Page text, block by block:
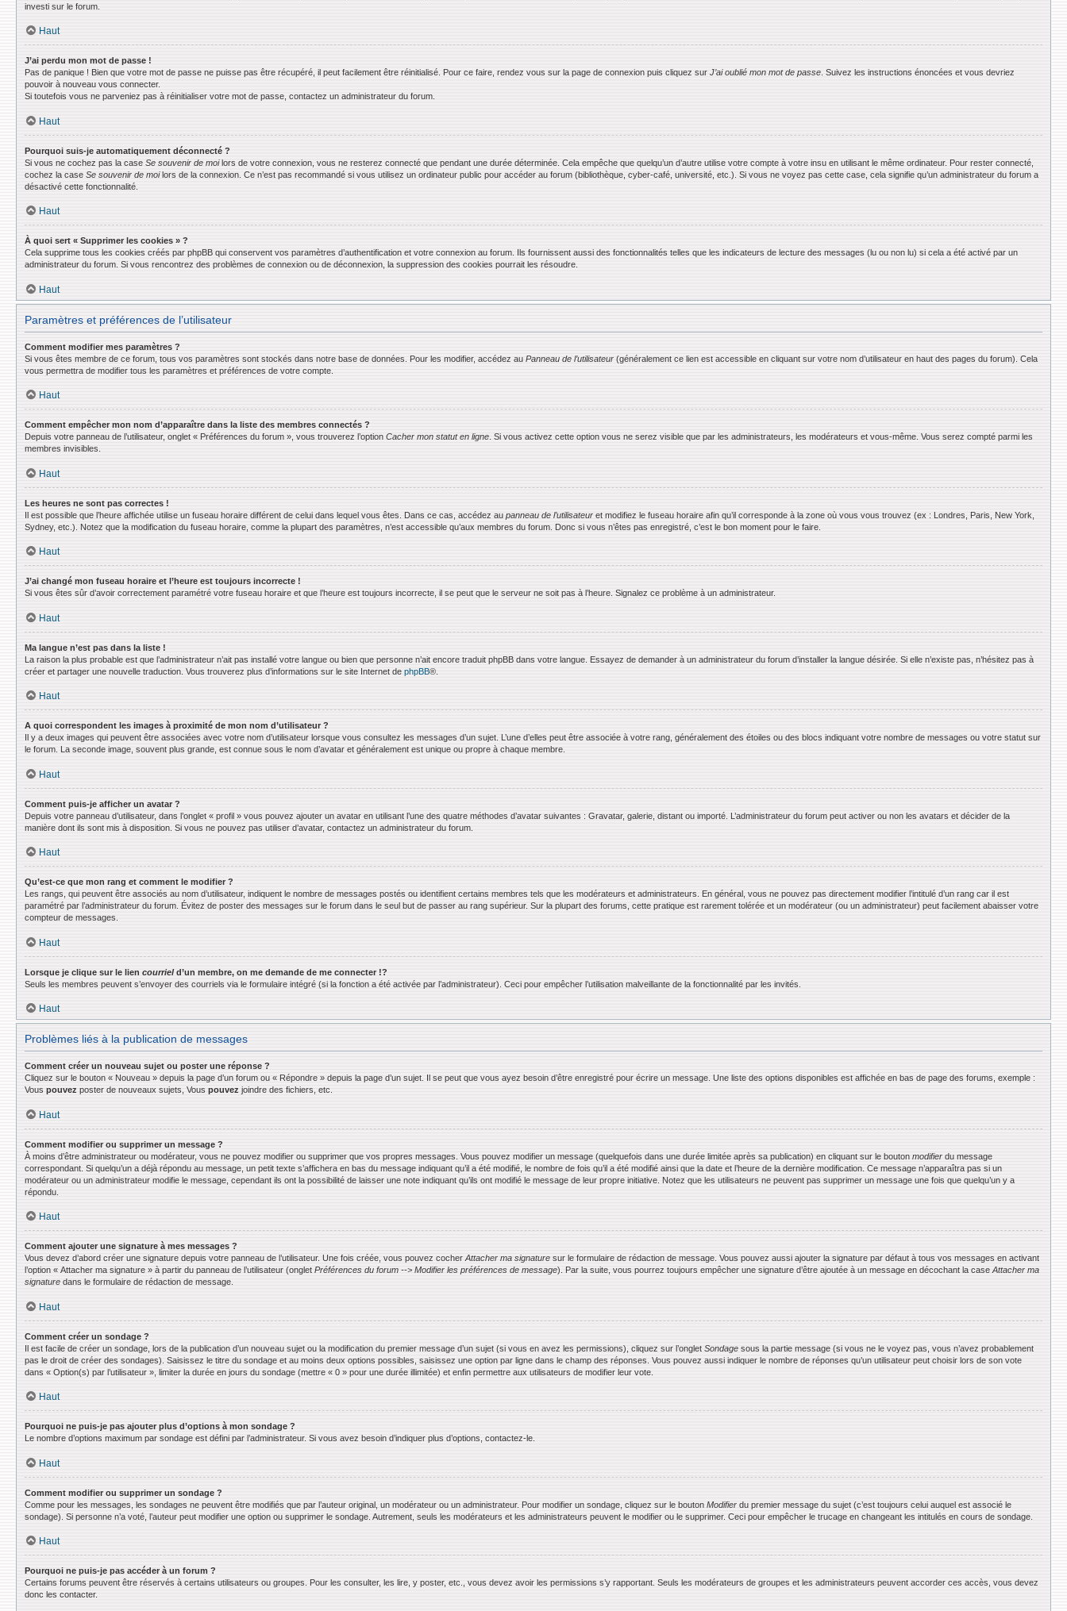
investi sur le forum.
Haut
J’ai perdu mon mot de passe !
Pas de panique ! Bien que votre mot de passe ne puisse pas être récupéré, il peut facilement être réinitialisé. Pour ce faire, rendez vous sur la page de connexion puis cliquez sur J’ai oublié mon mot de passe . Suivez les instructions énoncées et vous devriez
pouvoir à nouveau vous connecter.
Si toutefois vous ne parveniez pas à réinitialiser votre mot de passe, contactez un administrateur du forum.
Haut
Pourquoi suis-je automatiquement déconnecté ?
Si vous ne cochez pas la case Se souvenir de moilors de votre connexion, vous ne resterez connecté que pendant une durée déterminée. Cela empêche que quelqu’un d’autre utilise votre compte à votre insu en utilisant le même ordinateur. Pour rester connecté,
cochez la case Se souvenir de moilors de la connexion. Ce n’est pas recommandé si vous utilisez un ordinateur public pour accéder au forum (bibliothèque, cyber-café, université, etc.). Si vous ne voyez pas cette case, cela signifie qu’un administrateur du forum a
désactivé cette fonctionnalité.
Haut
À quoi sert « Supprimer les cookies » ?
Cela supprime tous les cookies créés par phpBB qui conservent vos paramètres d’authentification et votre connexion au forum. Ils fournissent aussi des fonctionnalités telles que les indicateurs de lecture des messages (lu ou non lu) si cela a été activé par un
administrateur du forum. Si vous rencontrez des problèmes de connexion ou de déconnexion, la suppression des cookies pourrait les résoudre.
Haut
Paramètres et préférences de l’utilisateur
Comment modifier mes paramètres ?
Si vous êtes membre de ce forum, tous vos paramètres sont stockés dans notre base de données. Pour les modifier, accédez au Panneau de l’utilisateur (généralement ce lien est accessible en cliquant sur votre nom d’utilisateur en haut des pages du forum). Cela
vous permettra de modifier tous les paramètres et préférences de votre compte.
Haut
Comment empêcher mon nom d’apparaître dans la liste des membres connectés ?
Depuis votre panneau de l’utilisateur, onglet « Préférences du forum », vous trouverez l’option Cacher mon statut en ligne . Si vous activez cette option vous ne serez visible que par les administrateurs, les modérateurs et vous-même. Vous serez compté parmi les
membres invisibles.
Haut
Les heures ne sont pas correctes !
Il est possible que l’heure affichée utilise un fuseau horaire différent de celui dans lequel vous êtes. Dans ce cas, accédez au panneau de l’utilisateur et modifiez le fuseau horaire afin qu’il corresponde à la zone où vous vous trouvez (ex : Londres, Paris, New York,
Sydney, etc.). Notez que la modification du fuseau horaire, comme la plupart des paramètres, n’est accessible qu’aux membres du forum. Donc si vous n’êtes pas enregistré, c’est le bon moment pour le faire.
Haut
J’ai changé mon fuseau horaire et l’heure est toujours incorrecte !
Si vous êtes sûr d’avoir correctement paramétré votre fuseau horaire et que l’heure est toujours incorrecte, il se peut que le serveur ne soit pas à l’heure. Signalez ce problème à un administrateur.
Haut
Ma langue n’est pas dans la liste !
La raison la plus probable est que l’administrateur n’ait pas installé votre langue ou bien que personne n’ait encore traduit phpBB dans votre langue. Essayez de demander à un administrateur du forum d’installer la langue désirée. Si elle n’existe pas, n’hésitez pas à
créer et partager une nouvelle traduction. Vous trouverez plus d’informations sur le site Internet de phpBB®.
Haut
A quoi correspondent les images à proximité de mon nom d’utilisateur ?
Il y a deux images qui peuvent être associées avec votre nom d’utilisateur lorsque vous consultez les messages d’un sujet. L’une d’elles peut être associée à votre rang, généralement des étoiles ou des blocs indiquant votre nombre de messages ou votre statut sur
le forum. La seconde image, souvent plus grande, est connue sous le nom d’avatar et généralement est unique ou propre à chaque membre.
Haut
Comment puis-je afficher un avatar ?
Depuis votre panneau d’utilisateur, dans l’onglet « profil » vous pouvez ajouter un avatar en utilisant l’une des quatre méthodes d’avatar suivantes : Gravatar, galerie, distant ou importé. L’administrateur du forum peut activer ou non les avatars et décider de la
manière dont ils sont mis à disposition. Si vous ne pouvez pas utiliser d’avatar, contactez un administrateur du forum.
Haut
Qu’est-ce que mon rang et comment le modifier ?
Les rangs, qui peuvent être associés au nom d’utilisateur, indiquent le nombre de messages postés ou identifient certains membres tels que les modérateurs et administrateurs. En général, vous ne pouvez pas directement modifier l’intitulé d’un rang car il est
paramétré par l’administrateur du forum. Évitez de poster des messages sur le forum dans le seul but de passer au rang supérieur. Sur la plupart des forums, cette pratique est rarement tolérée et un modérateur (ou un administrateur) peut facilement abaisser votre
compteur de messages.
Haut
Lorsque je clique sur le lien courrield’un membre, on me demande de me connecter !?
Seuls les membres peuvent s’envoyer des courriels via le formulaire intégré (si la fonction a été activée par l’administrateur). Ceci pour empêcher l’utilisation malveillante de la fonctionnalité par les invités.
Haut
Problèmes liés à la publication de messages
Comment créer un nouveau sujet ou poster une réponse ?
Cliquez sur le bouton « Nouveau » depuis la page d’un forum ou « Répondre » depuis la page d’un sujet. Il se peut que vous ayez besoin d’être enregistré pour écrire un message. Une liste des options disponibles est affichée en bas de page des forums, exemple :
Vous pouvez poster de nouveaux sujets, Vous pouvez joindre des fichiers, etc.
Haut
Comment modifier ou supprimer un message ?
À moins d’être administrateur ou modérateur, vous ne pouvez modifier ou supprimer que vos propres messages. Vous pouvez modifier un message (quelquefois dans une durée limitée après sa publication) en cliquant sur le bouton modifier du message
correspondant. Si quelqu’un a déjà répondu au message, un petit texte s’affichera en bas du message indiquant qu’il a été modifié, le nombre de fois qu’il a été modifié ainsi que la date et l’heure de la dernière modification. Ce message n’apparaîtra pas si un
modérateur ou un administrateur modifie le message, cependant ils ont la possibilité de laisser une note indiquant qu’ils ont modifié le message de leur propre initiative. Notez que les utilisateurs ne peuvent pas supprimer un message une fois que quelqu’un y a
répondu.
Haut
Comment ajouter une signature à mes messages ?
Vous devez d’abord créer une signature depuis votre panneau de l’utilisateur. Une fois créée, vous pouvez cocher Attacher ma signature sur le formulaire de rédaction de message. Vous pouvez aussi ajouter la signature par défaut à tous vos messages en activant
l’option « Attacher ma signature » à partir du panneau de l’utilisateur (onglet Préférences du forum --> Modifier les préférences de message). Par la suite, vous pourrez toujours empêcher une signature d’être ajoutée à un message en décochant la case Attacher ma
signature dans le formulaire de rédaction de message.
Haut
Comment créer un sondage ?
Il est facile de créer un sondage, lors de la publication d’un nouveau sujet ou la modification du premier message d’un sujet (si vous en avez les permissions), cliquez sur l’onglet Sondage sous la partie message (si vous ne le voyez pas, vous n’avez probablement
pas le droit de créer des sondages). Saisissez le titre du sondage et au moins deux options possibles, saisissez une option par ligne dans le champ des réponses. Vous pouvez aussi indiquer le nombre de réponses qu’un utilisateur peut choisir lors de son vote
dans « Option(s) par l’utilisateur », limiter la durée en jours du sondage (mettre « 0 » pour une durée illimitée) et enfin permettre aux utilisateurs de modifier leur vote.
Haut
Pourquoi ne puis-je pas ajouter plus d’options à mon sondage ?
Le nombre d’options maximum par sondage est défini par l’administrateur. Si vous avez besoin d’indiquer plus d’options, contactez-le.
Haut
Comment modifier ou supprimer un sondage ?
Comme pour les messages, les sondages ne peuvent être modifiés que par l’auteur original, un modérateur ou un administrateur. Pour modifier un sondage, cliquez sur le bouton Modifier du premier message du sujet (c’est toujours celui auquel est associé le
sondage). Si personne n’a voté, l’auteur peut modifier une option ou supprimer le sondage. Autrement, seuls les modérateurs et les administrateurs peuvent le modifier ou le supprimer. Ceci pour empêcher le trucage en changeant les intitulés en cours de sondage.
Haut
Pourquoi ne puis-je pas accéder à un forum ?
Certains forums peuvent être réservés à certains utilisateurs ou groupes. Pour les consulter, les lire, y poster, etc., vous devez avoir les permissions s’y rapportant. Seuls les modérateurs de groupes et les administrateurs peuvent accorder ces accès, vous devez
donc les contacter.